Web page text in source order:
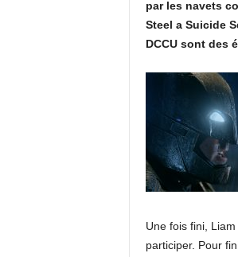
par les navets
Steel a Suicide
DCCU sont des
Une fois fini,
participer. Pour